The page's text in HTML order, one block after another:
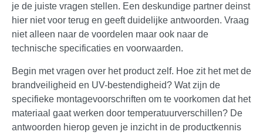
je de juiste vragen stellen. Een deskundige partner deinst
hier niet voor terug en geeft duidelijke antwoorden. Vraag
niet alleen naar de voordelen maar ook naar de
technische specificaties en voorwaarden.
Begin met vragen over het product zelf. Hoe zit het met de
brandveiligheid en UV-bestendigheid? Wat zijn de
specifieke montagevoorschriften om te voorkomen dat het
materiaal gaat werken door temperatuurverschillen? De
antwoorden hierop geven je inzicht in de productkennis